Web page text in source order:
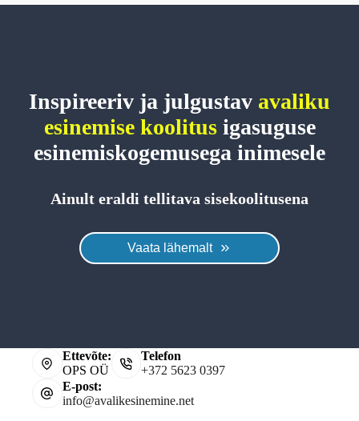
Inspireeriv ja julgustav avaliku
esinemise koolitusigasuguse
esinemiskogemusega inimesele
Ainult eraldi tellitava sisekoolitusena
Vaata lähemalt
Ettevõte:
OPS OÜ
Telefon
+372 5623 0397
E-post:
info@avalikesinemine.net